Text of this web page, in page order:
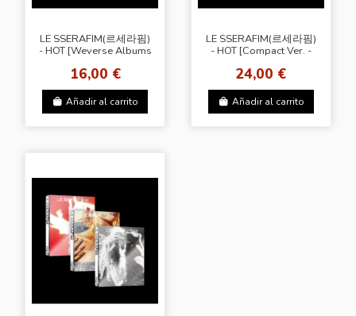
LE SSERAFIM(르세라핌)
- HOT [Weverse Albums
16,00 €
Añadir al carrito
LE SSERAFIM(르세라핌)
- HOT [Compact Ver. -
24,00 €
Añadir al carrito